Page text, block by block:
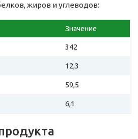
жиров и углеводов:
Значение
342
12,3
59,5
6,1